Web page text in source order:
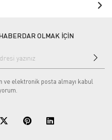
OLMAK İÇİN
ve elektronik posta almayı kabul